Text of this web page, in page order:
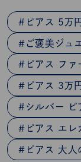
ピアス 5万
ご褒美ジュ
ピアス ファ
ピアス 3万
シルバー ピ
ピアス エレ
ピアス 大人